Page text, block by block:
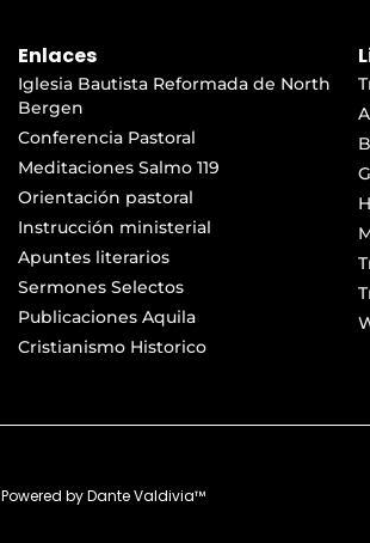
Enlaces
Iglesia Bautista Reformada de North
Bergen
Conferencia Pastoral
Meditaciones Salmo 119
Orientación pastoral
Instrucción ministerial
Apuntes literarios
Sermones Selectos
Publicaciones Aquila
Cristianismo Historico
Powered byDante Valdivia™